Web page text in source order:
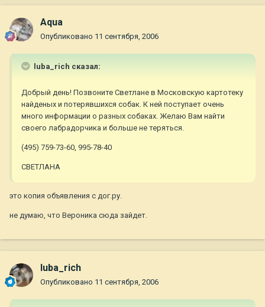
Aqua
Опубликовано 11 сентября, 2006
luba_rich сказал:
Добрый день! Позвоните Светлане в Московскую картотеку
найденых и потерявшихся собак. К ней поступает очень
много информации о разных собаках. Желаю Вам найти
своего лабрадорчика и больше не теряться.
(495) 759-73-60, 995-78-40
СВЕТЛАНА
это копия объявления с дог.ру.
не думаю, что Вероника сюда зайдет.
luba_rich
Опубликовано 11 сентября, 2006